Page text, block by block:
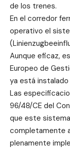
de los trenes.
En el corredor
operativo el
Aunque eficaz,
Europeo de
ya está instalado
Las
96/48/CE del
que este
completamente
plenamente